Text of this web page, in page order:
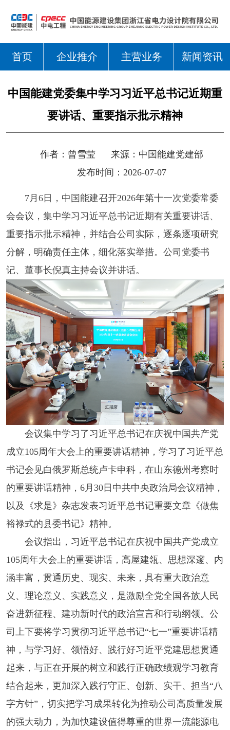
首页 企业推介 主营业务 新闻资讯
中国能建党委集中学习习近平总书记近期重
要讲话、重要指示批示精神
作者： 曾雪莹 来源： 中国能建党建部
发布时间：2026-07-07
7月6日，中国能建召开2026年第十一次党委常委
会会议，集中学习习近平总书记近期有关重要讲话、
重要指示批示精神，并结合公司实际，逐条逐项研究
分解，明确责任主体，细化落实举措。公司党委书
记、董事长倪真主持会议并讲话。
会议集中学习了习近平总书记在庆祝中国共产党
成立105周年大会上的重要讲话精神，学习了习近平总
书记会见白俄罗斯总统卢卡申科，在山东德州考察时
的重要讲话精神，6月30日中共中央政治局会议精神，
以及《求是》杂志发表习近平总书记重要文章《做焦
裕禄式的县委书记》精神。
会议指出，习近平总书记在庆祝中国共产党成立
105周年大会上的重要讲话，高屋建瓴、思想深邃、内
涵丰富，贯通历史、现实、未来，具有重大政治意
义、理论意义、实践意义，是激励全党全国各族人民
奋进新征程、建功新时代的政治宣言和行动纲领。公
司上下要将学习贯彻习近平总书记“七一”重要讲话精
神，与学习好、领悟好、践行好习近平党建思想贯通
起来，与正在开展的树立和践行正确政绩观学习教育
结合起来，更加深入践行守正、创新、实干、担当“八
字方针”，切实把学习成果转化为推动公司高质量发展
的强大动力，为加快建设值得尊重的世界一流能源电